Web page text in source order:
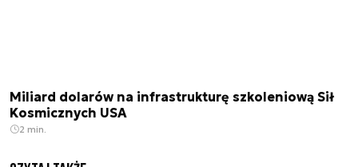
Miliard dolarów na infrastrukturę szkoleniową Sił
Kosmicznych USA
2 min.